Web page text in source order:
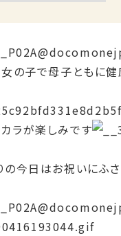
の子で母子ともに
ラが楽しみです
の今日はお祝いにふ